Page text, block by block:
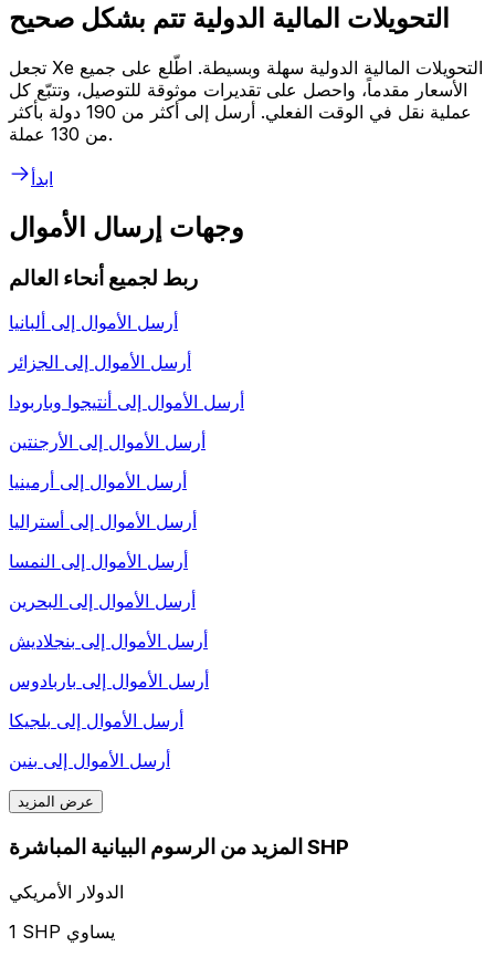
التحويلات المالية الدولية تتم بشكل صحيح
تجعل Xe التحويلات المالية الدولية سهلة وبسيطة. اطّلع على جميع
الأسعار مقدماً، واحصل على تقديرات موثوقة للتوصيل، وتتبّع كل
عملية نقل في الوقت الفعلي. أرسل إلى أكثر من 190 دولة بأكثر
من 130 عملة.
ابدأ
وجهات إرسال الأموال
ربط لجميع أنحاء العالم
أرسل الأموال إلى ألبانيا
أرسل الأموال إلى الجزائر
أرسل الأموال إلى أنتيجوا وباربودا
أرسل الأموال إلى الأرجنتين
أرسل الأموال إلى أرمينيا
أرسل الأموال إلى أستراليا
أرسل الأموال إلى النمسا
أرسل الأموال إلى البحرين
أرسل الأموال إلى بنجلاديش
أرسل الأموال إلى باربادوس
أرسل الأموال إلى بلجيكا
أرسل الأموال إلى بنين
عرض المزيد
المزيد من الرسوم البيانية المباشرة SHP
الدولار الأمريكي
1 SHP يساوي